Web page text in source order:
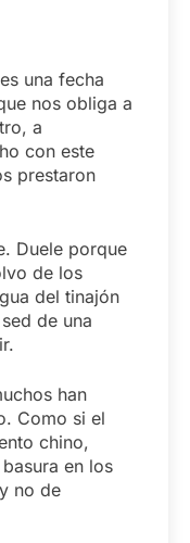
una fecha
nos obliga a
a
con este
prestaron
Duele porque
de los
del tinajón
de una
han
Como si el
chino,
en los
no de